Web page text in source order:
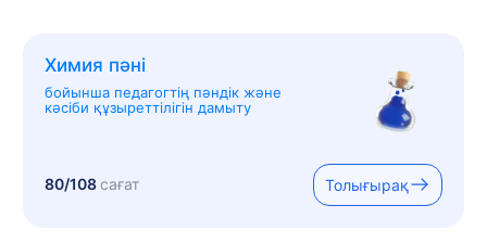
Химия пәні
бойынша педагогтің пәндік және
кәсіби құзыреттілігін дамыту
80/108сағат Толығырақ